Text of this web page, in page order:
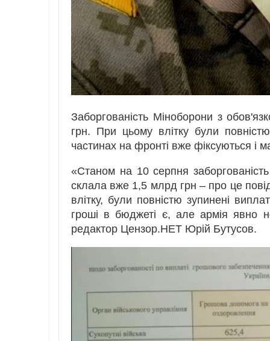
Заборгованість Міноборони з
грн. При цьому влітку були
частинах на фронті вже фіксуються і
«Станом на 10 серпня
склала вже 1,5 млрд грн – про це
влітку, були повністю зупинені
гроші в бюджеті є, але армія явно
редактор Цензор.НЕТ Юрій Бутусов.